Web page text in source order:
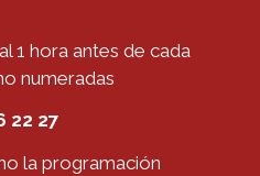
1 hora antes de cada
numeradas
22 27
la programación